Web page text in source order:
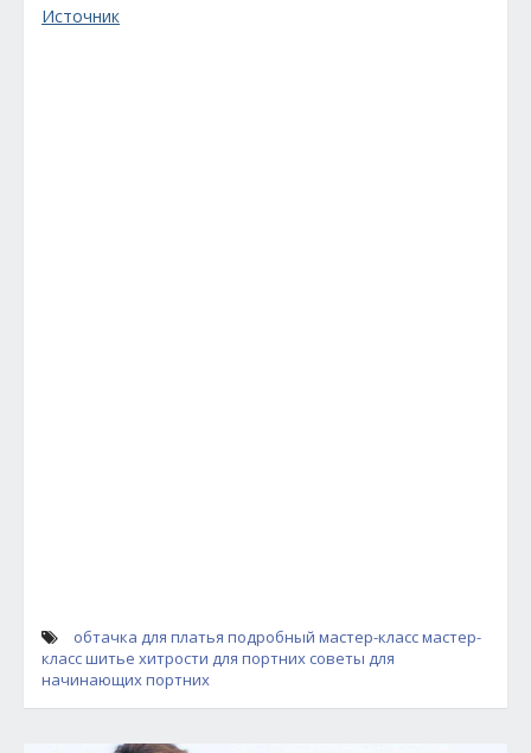
Источник
обтачка для платья подробный мастер-классмастер-
класс шитье хитрости для портних советы для
начинающих портних